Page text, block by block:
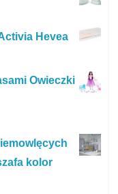
Hevea
Owieczki
kolor